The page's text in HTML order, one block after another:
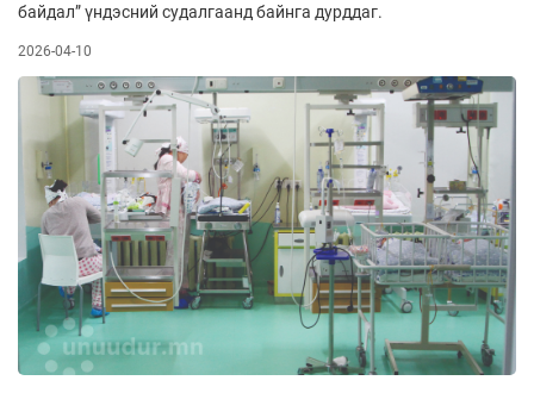
байдал” үндэсний судалгаанд байнга дурддаг.
2026-04-10